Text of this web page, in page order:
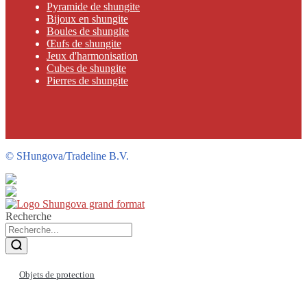
Pyramide de shungite
Bijoux en shungite
Boules de shungite
Œufs de shungite
Jeux d'harmonisation
Cubes de shungite
Pierres de shungite
© SHungova/Tradeline B.V.
Recherche
Objets de protection